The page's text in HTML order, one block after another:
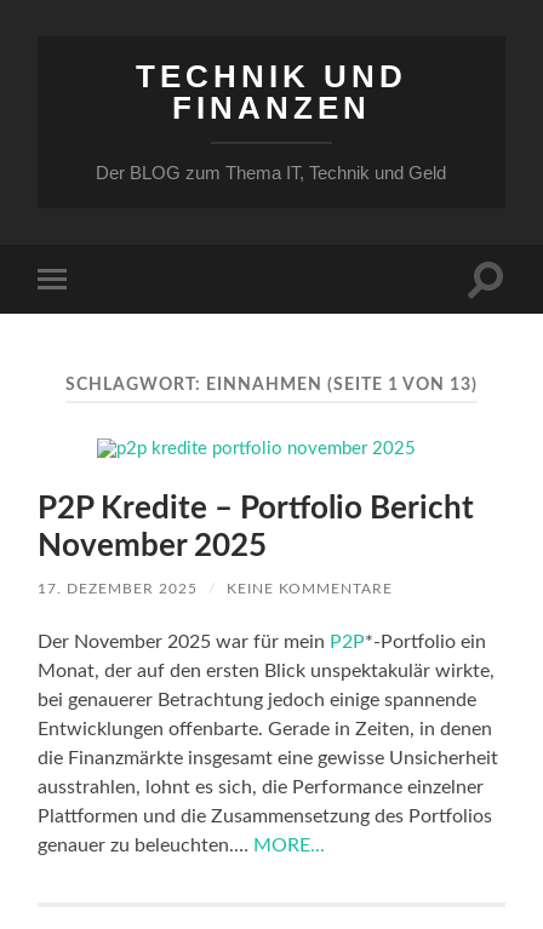
TECHNIK UND
FINANZEN
Der BLOG zum Thema IT, Technik und Geld
Menü
SCHLAGWORT: EINNAHMEN (SEITE 1 VON 13)
P2P Kredite – Portfolio Bericht
November 2025
17. DEZEMBER 2025 / KEINE KOMMENTARE
Der November 2025 war für mein P2P*-Portfolio ein
Monat, der auf den ersten Blick unspektakulär wirkte,
bei genauerer Betrachtung jedoch einige spannende
Entwicklungen offenbarte. Gerade in Zeiten, in denen
die Finanzmärkte insgesamt eine gewisse Unsicherheit
ausstrahlen, lohnt es sich, die Performance einzelner
Plattformen und die Zusammensetzung des Portfolios
genauer zu beleuchten.… MORE...